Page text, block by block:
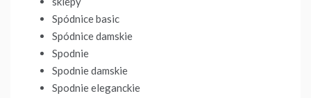
Spódnice basic
Spódnice damskie
Spodnie
Spodnie damskie
Spodnie eleganckie